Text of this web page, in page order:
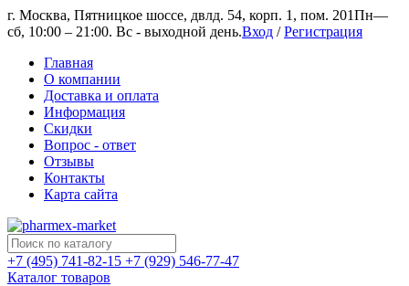
г. Москва, Пятницкое шоссе, двлд. 54, корп. 1, пом. 201Пн—
сб, 10:00 – 21:00. Вс - выходной день.Вход /Регистрация
Главная
О компании
Доставка и оплата
Информация
Скидки
Вопрос - ответ
Отзывы
Контакты
Карта сайта
+7 (495) 741-82-15 +7 (929) 546-77-47
Каталог товаров